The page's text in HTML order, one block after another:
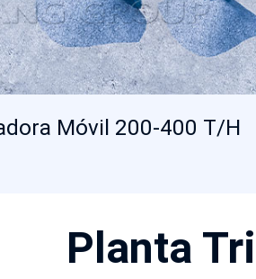
Móvil 200-400 T/H
Planta